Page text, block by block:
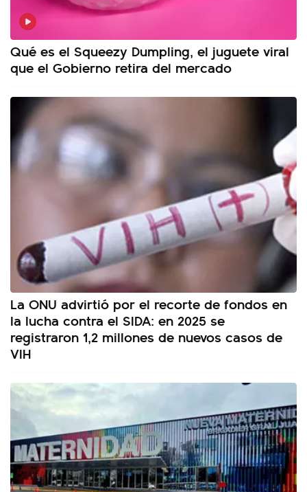
Qué es el Squeezy Dumpling, el juguete viral
que el Gobierno retira del mercado
La ONU advirtió por el recorte de fondos en
la lucha contra el SIDA: en 2025 se
registraron 1,2 millones de nuevos casos de
VIH